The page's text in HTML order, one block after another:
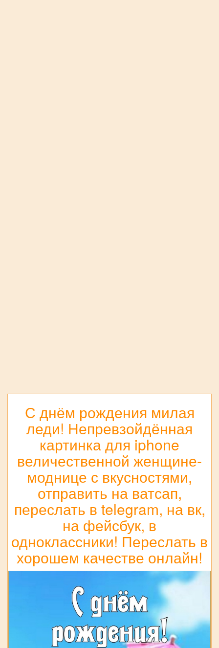
С днём рождения милая
леди! Непревзойдённая
картинка для iphone
величественной женщине-
моднице с вкусностями,
отправить на ватсап,
переслать в telegram, на вк,
на фейсбук, в
одноклассники! Переслать в
хорошем качестве онлайн!